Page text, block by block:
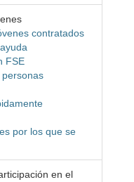
contratados
FSE
por los que se
en el